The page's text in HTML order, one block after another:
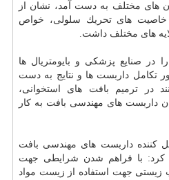
های مختلف به دست آمد، نشان از
خاصیت های تحریك سلولی، خواص
های مختلف داشت.
در صنایع پزشكی و بایومتریال ها
تكامل داربست ها و نتایج به دست
در ترمیم بافت های استخوانی،
داربست های مهندسی بافت به كار
كننده داربست های مهندسی بافت
كرد: با فراهم شدن شرایطی جهت
زیستی جهت استفاده از زیست مواد